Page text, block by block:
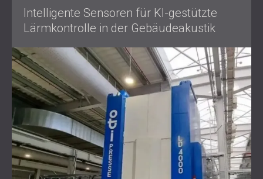
Intelligente Sensoren für KI-gestützte
Lärmkontrolle in der Gebäudeakustik